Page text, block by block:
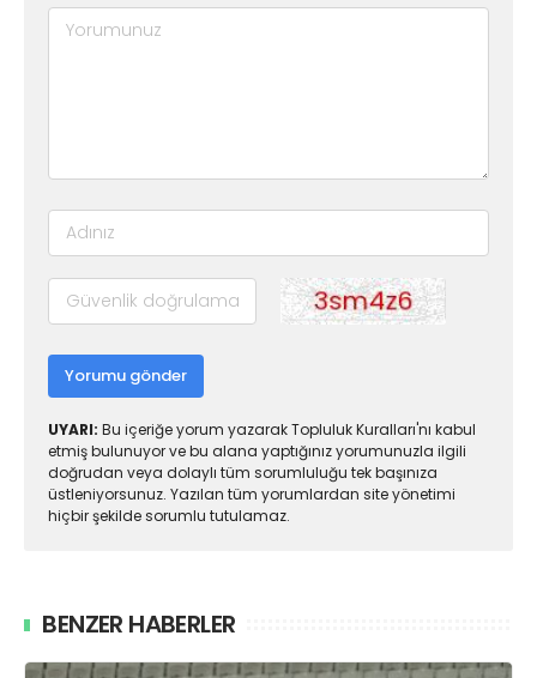
Yorumu gönder
UYARI: Bu içeriğe yorum yazarak Topluluk Kuralları'nı kabul
etmiş bulunuyor ve bu alana yaptığınız yorumunuzla ilgili
doğrudan veya dolaylı tüm sorumluluğu tek başınıza
üstleniyorsunuz. Yazılan tüm yorumlardan site yönetimi
hiçbir şekilde sorumlu tutulamaz.
BENZER HABERLER